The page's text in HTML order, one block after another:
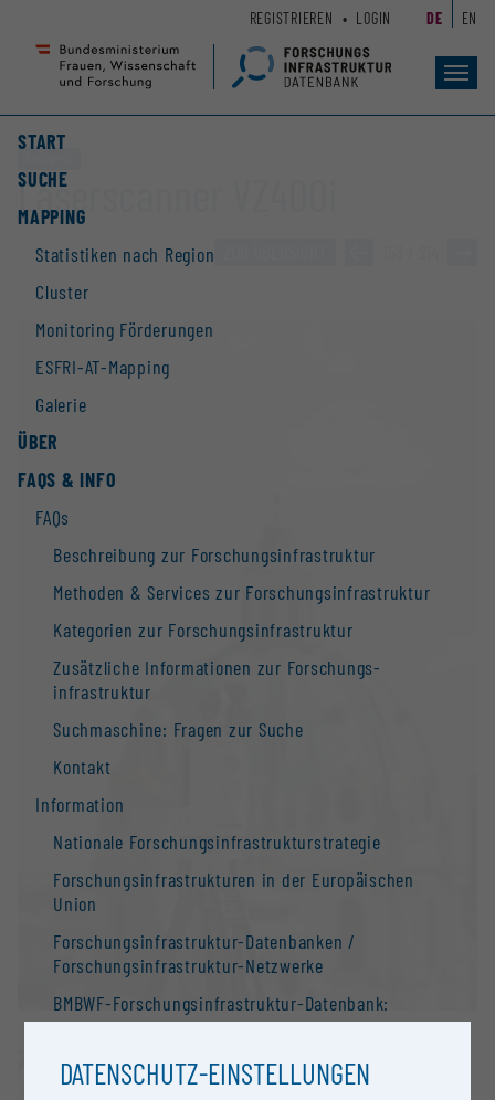
Seiteninhalt
Accesskey
Hauptnavigation
Accesskey
START
SUCHE
MAPPING
Statistiken nach Region
Cluster
Monitoring Förderungen
ESFRI-AT-Mapping
Galerie
ÜBER
FAQS & INFO
FAQs
Beschreibung zur Forschungs­infrastruktur
Methoden & Services zur Forschungs­infrastruktur
Kategorien zur Forschungs­infrastruktur
Zusätzliche Informationen zur Forschungs­
infrastruktur
Suchmaschine: Fragen zur Suche
Kontakt
Information
Nationale Forschungs­infrastruktur­strategie
Forschungs­infrastrukturen in der Europäischen
Union
Forschungs­infrastruktur-Datenbanken /
Forschungs­infrastruktur-Netzwerke
BMBWF-Forschungsinfrastruktur-Datenbank:
Evaluierungsstudie 2022
Auszeichnungen und Pressemeldungen
REGISTRIEREN LOGIN DE EN
Laserscanner VZ400i
DATENSCHUTZ-EINSTELLUNGEN